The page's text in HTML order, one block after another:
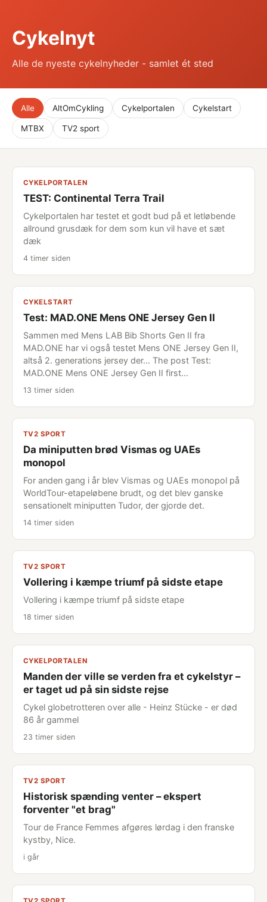
Cykelnyt
Alle de nyeste cykelnyheder - samlet ét sted
Alle AltOmCykling Cykelportalen Cykelstart
MTBX TV2 sport
CYKELPORTALEN
TEST: Continental Terra Trail
Cykelportalen har testet et godt bud på et letløbende
allround grusdæk for dem som kun vil have et sæt
dæk
4 timer siden
CYKELSTART
Test: MAD.ONE Mens ONE Jersey Gen II
Sammen med Mens LAB Bib Shorts Gen II fra
MAD.ONE har vi også testet Mens ONE Jersey Gen II,
altså 2. generations jersey der... The post Test:
MAD.ONE Mens ONE Jersey Gen II first…
13 timer siden
TV2 SPORT
Da miniputten brød Vismas og UAEs
monopol
For anden gang i år blev Vismas og UAEs monopol på
WorldTour-etapeløbene brudt, og det blev ganske
sensationelt miniputten Tudor, der gjorde det.
14 timer siden
TV2 SPORT
Vollering i kæmpe triumf på sidste etape
Vollering i kæmpe triumf på sidste etape
18 timer siden
CYKELPORTALEN
Manden der ville se verden fra et cykelstyr –
er taget ud på sin sidste rejse
Cykel globetrotteren over alle - Heinz Stücke - er død
86 år gammel
23 timer siden
TV2 SPORT
Historisk spænding venter – ekspert
forventer "et brag"
Tour de France Femmes afgøres lørdag i den franske
kystby, Nice.
i går